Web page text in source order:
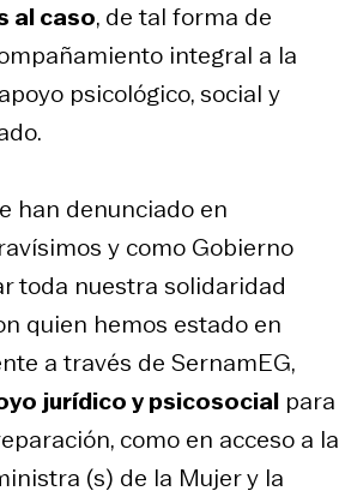
al caso, de tal forma de
integral a la
psicológico, social y
han denunciado en
y como Gobierno
toda nuestra solidaridad
quien hemos estado en
a través de SernamEG,
jurídico y psicosocial para
como en acceso a la
(s) de la Mujer y la